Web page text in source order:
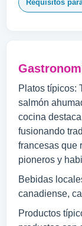
Requisitos
Platos típicos:
salmón
cocina
fusionando
francesas que
pioneros y
Bebidas
canadiense,
Productos